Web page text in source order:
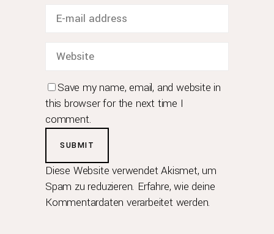
Save my name, email, and website in
this browser for the next time I
comment.
Diese Website verwendet Akismet, um
Spam zu reduzieren. Erfahre, wie deine
Kommentardaten verarbeitet werden.